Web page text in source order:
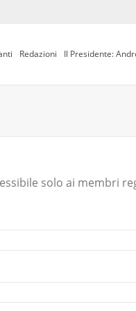
Redazioni Il Presidente:
solo ai membri